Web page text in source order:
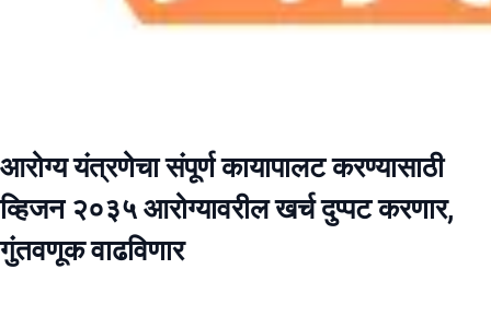
आरोग्य यंत्रणेचा संपूर्ण कायापालट करण्यासाठी
व्हिजन २०३५ आरोग्यावरील खर्च दुप्पट करणार,
गुंतवणूक वाढविणार